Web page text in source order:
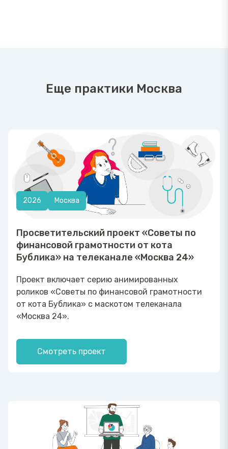
Еще практики Москва
2026 Москва
Просветительский проект «Советы по
финансовой грамотности от кота
Бублика» на телеканале «Москва 24»
Проект включает серию анимированных
роликов «Советы по финансовой грамотности
от кота Бублика» с маскотом телеканала
«Москва 24».
Смотреть проект